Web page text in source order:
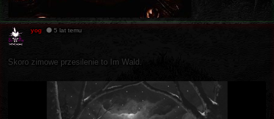
yog 5 lat temu
Skoro zimowe przesilenie to Im Wald.